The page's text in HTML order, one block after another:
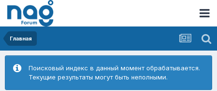
Главная
Поисковый индекс в данный момент обрабатывается.
Текущие результаты могут быть неполными.